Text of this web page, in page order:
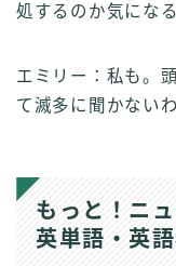
処するのか気になる
エミリー：私も。
て滅多に聞かないわ
もっと！ニ
英単語・英